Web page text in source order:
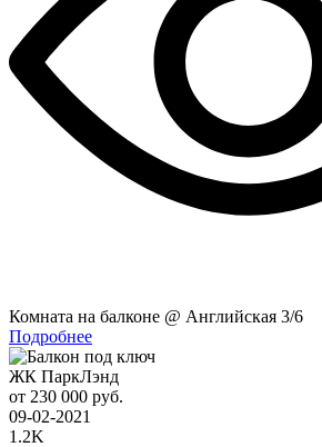
Комната на балконе @ Английская 3/6
Подробнее
ЖК ПаркЛэнд
от 230 000 руб.
09-02-2021
1.2K